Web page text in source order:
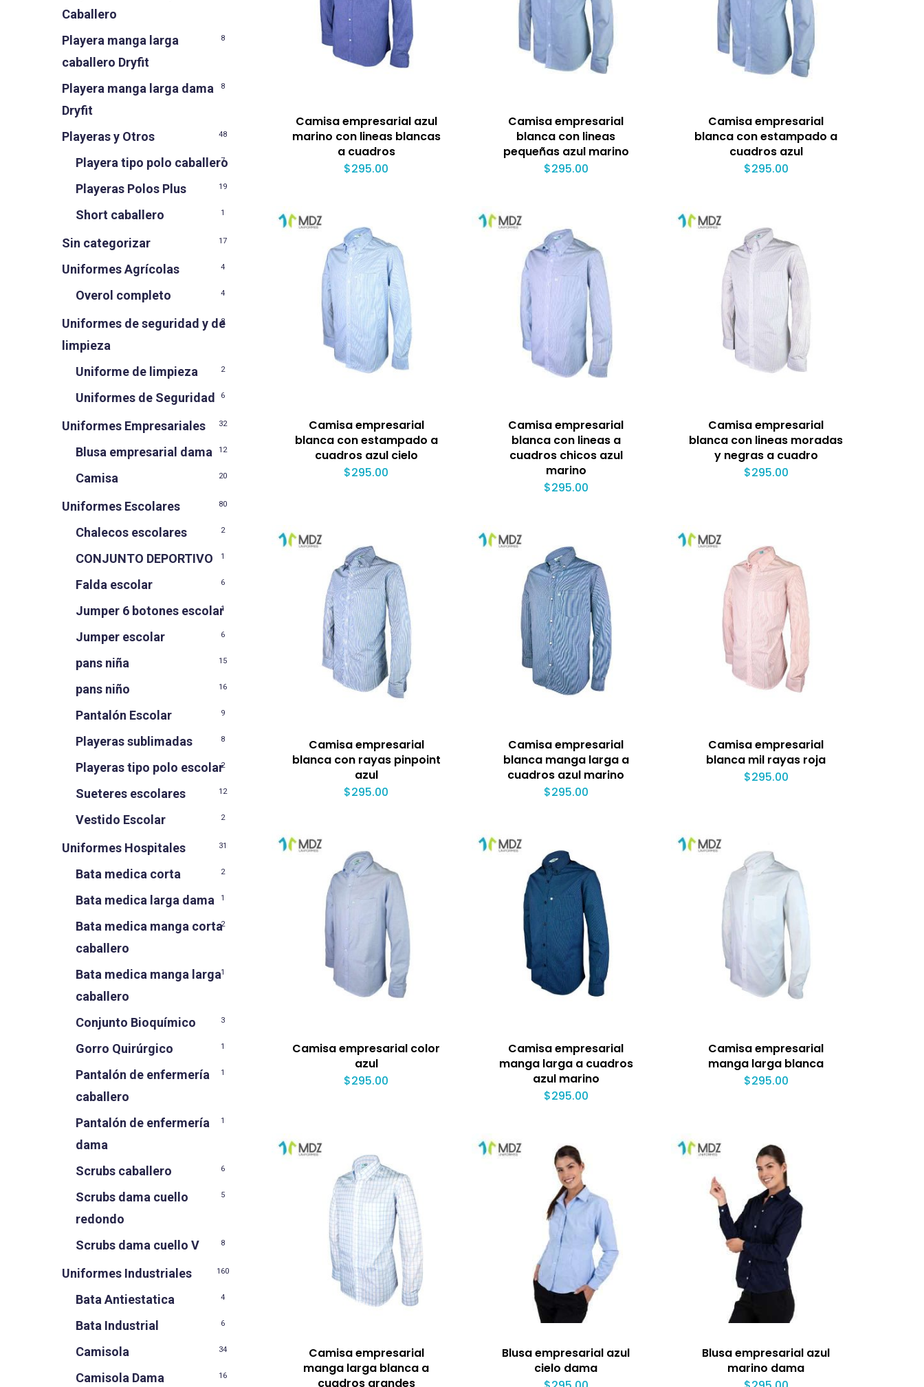
Caballero
Playera manga larga
caballero Dryfit
8
Playera manga larga dama
Dryfit
8
Playeras y Otros 48
Playera tipo polo caballero
7
Playeras Polos Plus 19
Short caballero 1
Sin categorizar 17
Uniformes Agrícolas 4
Overol completo 4
Uniformes de seguridad y de
limpieza
8
Uniforme de limpieza 2
Uniformes de Seguridad 6
Uniformes Empresariales 32
Blusa empresarial dama 12
Camisa 20
Uniformes Escolares 80
Chalecos escolares 2
CONJUNTO DEPORTIVO 1
Falda escolar 6
Jumper 6 botones escolar
1
Jumper escolar 6
pans niña 15
pans niño 16
Pantalón Escolar 9
Playeras sublimadas 8
Playeras tipo polo escolar2
Sueteres escolares 12
Vestido Escolar 2
Uniformes Hospitales 31
Bata medica corta 2
Bata medica larga dama 1
Bata medica manga corta
caballero
2
Bata medica manga larga
caballero
1
Conjunto Bioquímico 3
Gorro Quirúrgico 1
Pantalón de enfermería
caballero
1
Pantalón de enfermería
dama
1
Scrubs caballero 6
Scrubs dama cuello
redondo
5
Scrubs dama cuello V 8
Uniformes Industriales 160
Bata Antiestatica 4
Bata Industrial 6
Camisola 34
Camisola Dama 16
Camisa empresarial azul
marino con lineas blancas
a cuadros
$295.00
Camisa empresarial
blanca con lineas
pequeñas azul marino
$295.00
Camisa empresarial
blanca con estampado a
cuadros azul
$295.00
Camisa empresarial
blanca con estampado a
cuadros azul cielo
$295.00
Camisa empresarial
blanca con lineas a
cuadros chicos azul
marino
$295.00
Camisa empresarial
blanca con lineas moradas
y negras a cuadro
$295.00
Camisa empresarial
blanca con rayas pinpoint
azul
$295.00
Camisa empresarial
blanca manga larga a
cuadros azul marino
$295.00
Camisa empresarial
blanca mil rayas roja
$295.00
Camisa empresarial color
azul
$295.00
Camisa empresarial
manga larga a cuadros
azul marino
$295.00
Camisa empresarial
manga larga blanca
$295.00
Camisa empresarial
manga larga blanca a
cuadros grandes
Blusa empresarial azul
cielo dama
Blusa empresarial azul
marino dama